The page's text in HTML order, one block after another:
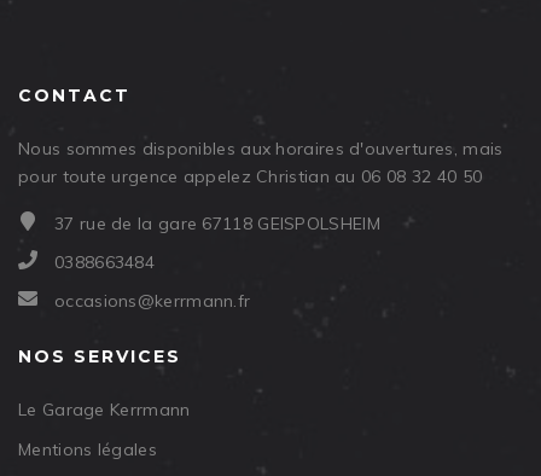
CONTACT
Nous sommes disponibles aux horaires d'ouvertures, mais
pour toute urgence appelez Christian au 06 08 32 40 50
37 rue de la gare 67118 GEISPOLSHEIM
0388663484
occasions@kerrmann.fr
NOS SERVICES
Le Garage Kerrmann
Mentions légales